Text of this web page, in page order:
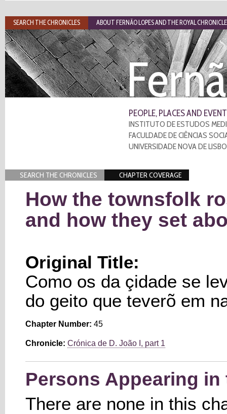
PEOPLE, PLACES AND
INSTITUTO DE ESTUDOS
FACULDADE DE CIÊNCIAS
UNIVERSIDADE NOVA DE
SEARCH THE CHRONICLES CHAPTER COVERAGE
How the townsfolk
and how they set
Original Title:
Como os da çidade se
do geito que teverõ em
Chapter Number: 45
Chronicle: Crónica de D. João I, part 1
Persons Appearing
There are none in this
SEARCH THE CHRONICLES ABOUT FERNÃO LOPES AND THE ROYAL